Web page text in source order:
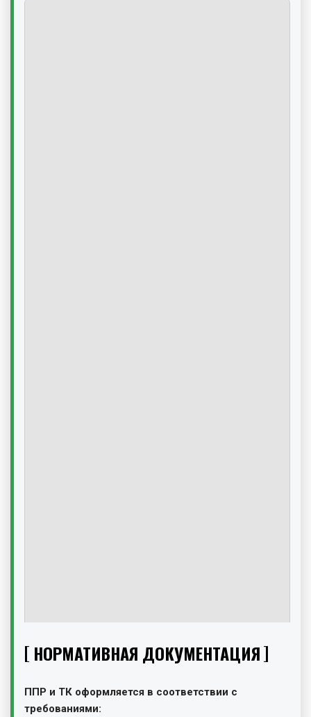
НОРМАТИВНАЯ ДОКУМЕНТАЦИЯ
ППР и ТК оформляется в соответствии с
требованиями: